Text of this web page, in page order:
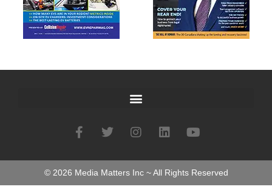
© 2026 Media Matters Inc ~ All Rights Reserved